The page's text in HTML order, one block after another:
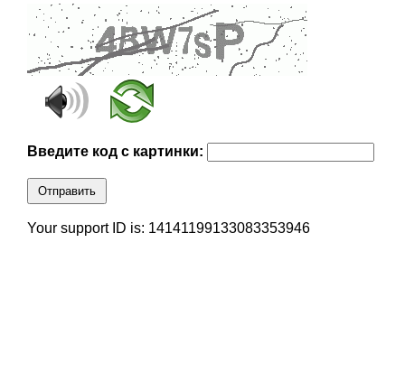
Введите код с картинки:
Отправить
Your support ID is: 14141199133083353946